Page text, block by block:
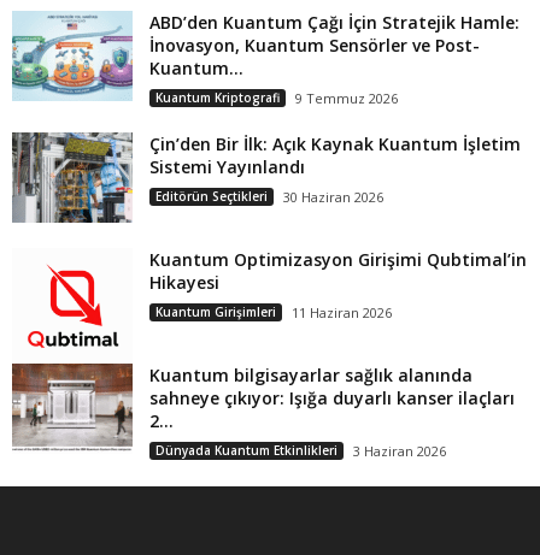
ABD’den Kuantum Çağı İçin Stratejik Hamle:
İnovasyon, Kuantum Sensörler ve Post-
Kuantum...
Kuantum Kriptografi 9 Temmuz 2026
Çin’den Bir İlk: Açık Kaynak Kuantum İşletim
Sistemi Yayınlandı
Editörün Seçtikleri 30 Haziran 2026
Kuantum Optimizasyon Girişimi Qubtimal’in
Hikayesi
Kuantum Girişimleri 11 Haziran 2026
Kuantum bilgisayarlar sağlık alanında
sahneye çıkıyor: Işığa duyarlı kanser ilaçları
2...
Dünyada Kuantum Etkinlikleri 3 Haziran 2026